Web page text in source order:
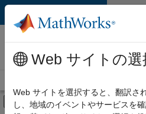
コンテンツへスキップ
MathWorks 採用
情報
オフキャンバス
メインコンテンツ
Web サイトの選
Web サイトを選択すると、翻訳さ
し、地域のイベントやサービスを